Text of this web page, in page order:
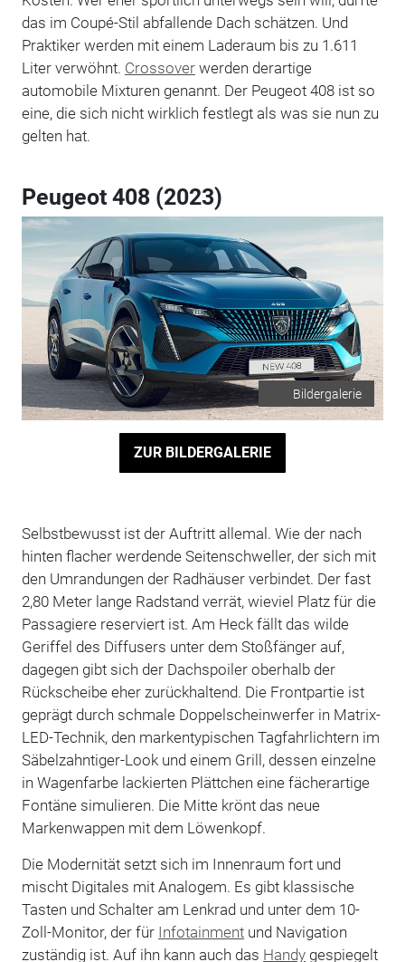
das im Coupé-Stil abfallende Dach schätzen. Und
Praktiker werden mit einem Laderaum bis zu 1.611
Liter verwöhnt. Crossoverwerden derartige
automobile Mixturen genannt. Der Peugeot 408 ist so
eine, die sich nicht wirklich festlegt als was sie nun zu
gelten hat.
Peugeot 408 (2023)
Bildergalerie
ZUR BILDERGALERIE
Selbstbewusst ist der Auftritt allemal. Wie der nach
hinten flacher werdende Seitenschweller, der sich mit
den Umrandungen der Radhäuser verbindet. Der fast
2,80 Meter lange Radstand verrät, wieviel Platz für die
Passagiere reserviert ist. Am Heck fällt das wilde
Geriffel des Diffusers unter dem Stoßfänger auf,
dagegen gibt sich der Dachspoiler oberhalb der
Rückscheibe eher zurückhaltend. Die Frontpartie ist
geprägt durch schmale Doppelscheinwerfer in Matrix-
LED-Technik, den markentypischen Tagfahrlichtern im
Säbelzahntiger-Look und einem Grill, dessen einzelne
in Wagenfarbe lackierten Plättchen eine fächerartige
Fontäne simulieren. Die Mitte krönt das neue
Markenwappen mit dem Löwenkopf.
Die Modernität setzt sich im Innenraum fort und
mischt Digitales mit Analogem. Es gibt klassische
Tasten und Schalter am Lenkrad und unter dem 10-
Zoll-Monitor, der für Infotainmentund Navigation
zuständig ist. Auf ihn kann auch das Handygespiegelt